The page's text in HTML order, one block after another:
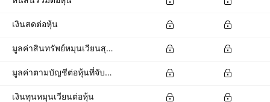
เงินสดต่อหุ้น
มูลค่าสินทรัพย์หมุนเวียนสุทธิต่อหุ้น
มูลค่าตามบัญชีต่อหุ้นที่จับต้องได้
เงินทุนหมุนเวียนต่อหุ้น